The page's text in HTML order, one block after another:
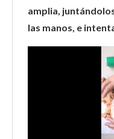
amplia,
las manos, e